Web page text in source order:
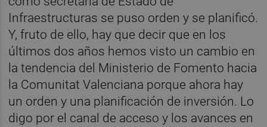
Infraestructuras se puso orden y se planificó.
Y, fruto de ello, hay que decir que en los
últimos dos años hemos visto un cambio en
la tendencia del Ministerio de Fomento hacia
la Comunitat Valenciana porque ahora hay
un orden y una planificación de inversión. Lo
digo por el canal de acceso y los avances en